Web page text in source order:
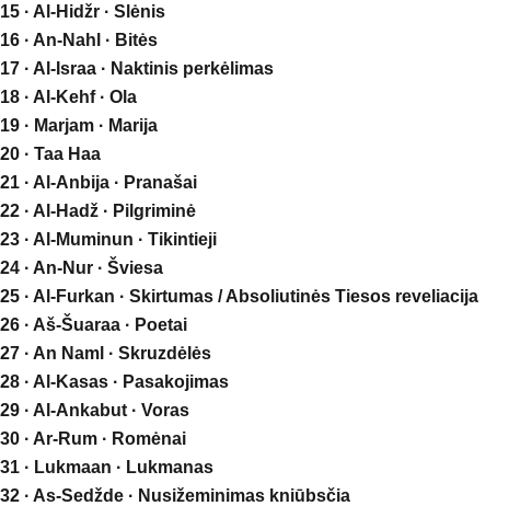
15 · Al-Hidžr · Slėnis
16 · An-Nahl · Bitės
17 · Al-Israa · Naktinis perkėlimas
18 · Al-Kehf · Ola
19 · Marjam · Marija
20 · Taa Haa
21 · Al-Anbija · Pranašai
22 · Al-Hadž · Pilgriminė
23 · Al-Muminun · Tikintieji
24 · An-Nur · Šviesa
25 · Al-Furkan · Skirtumas / Absoliutinės Tiesos reveliacija
26 · Aš-Šuaraa · Poetai
27 · An Naml · Skruzdėlės
28 · Al-Kasas · Pasakojimas
29 · Al-Ankabut · Voras
30 · Ar-Rum · Romėnai
31 · Lukmaan · Lukmanas
32 · As-Sedžde · Nusižeminimas kniūbsčia